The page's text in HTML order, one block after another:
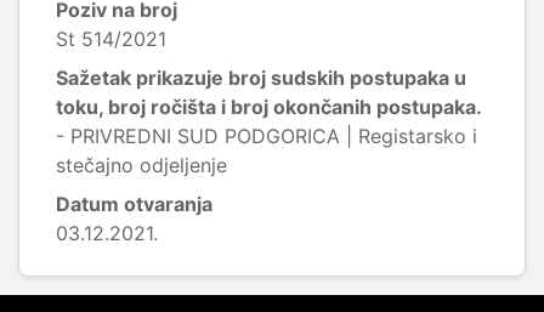
Poziv na broj
St 514/2021
Sažetak prikazuje broj sudskih postupaka u
toku, broj ročišta i broj okončanih postupaka.
- PRIVREDNI SUD PODGORICA | Registarsko i
stečajno odjeljenje
Datum otvaranja
03.12.2021.